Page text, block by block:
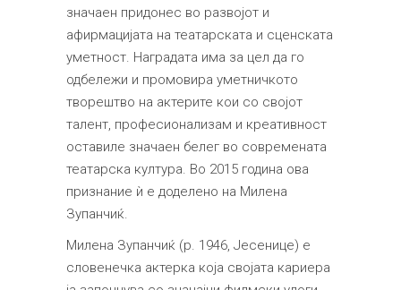
значаен придонес во развојот и
афирмацијата на театарската и сценската
уметност. Наградата има за цел да го
одбележи и промовира уметничкото
творештво на актерите кои со својот
талент, професионализам и креативност
оставиле значаен белег во современата
театарска култура. Во 2015 година ова
признание ѝ е доделено на Милена
Зупанчиќ.
Милена Зупанчиќ (р. 1946, Јесенице) е
словенечка актерка која својата кариера